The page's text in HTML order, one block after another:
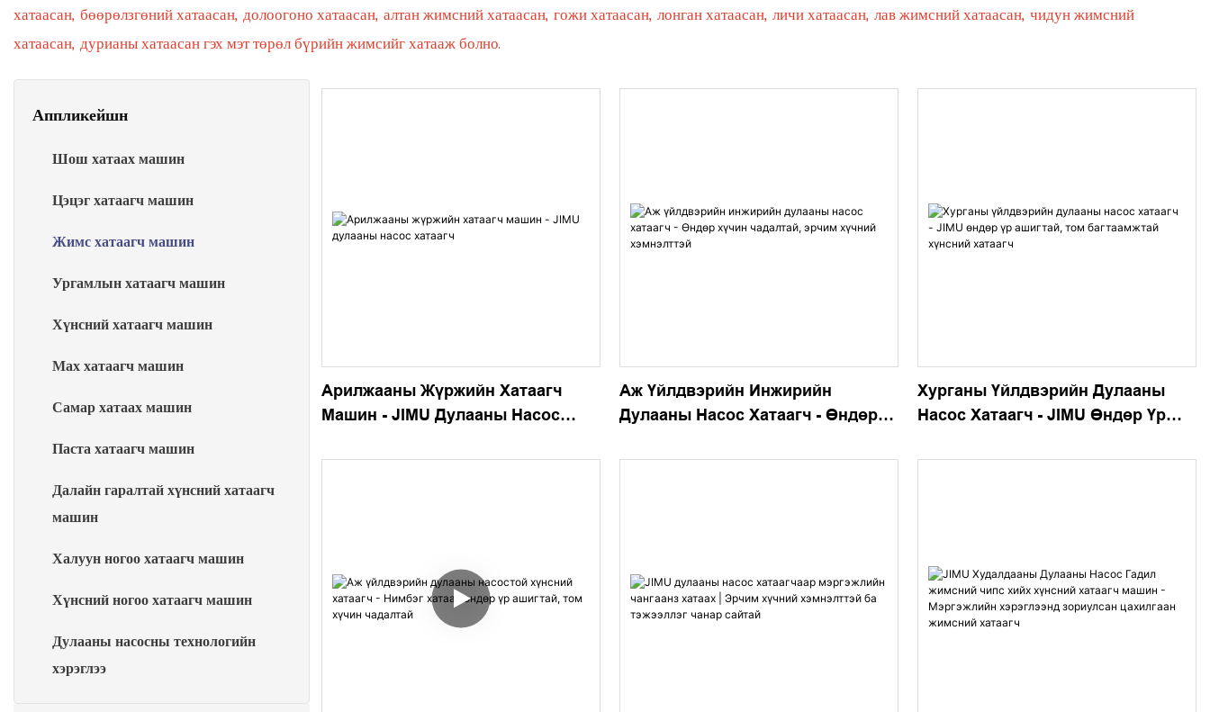
хатаасан, бөөрөлзгөний хатаасан, долоогоно хатаасан, алтан жимсний хатаасан, гожи хатаасан, лонган хатаасан, личи хатаасан, лав жимсний хатаасан, чидун жимсний
хатаасан, дурианы хатаасан гэх мэт төрөл бүрийн жимсийг хатааж болно.
Аппликейшн
Шош хатаах машин
Цэцэг хатаагч машин
Жимс хатаагч машин
Ургамлын хатаагч машин
Хүнсний хатаагч машин
Мах хатаагч машин
Самар хатаах машин
Паста хатаагч машин
Далайн гаралтай хүнсний хатаагч
машин
Халуун ногоо хатаагч машин
Хүнсний ногоо хатаагч машин
Дулааны насосны технологийн
хэрэглээ
Арилжааны Жүржийн Хатаагч
Машин - JIMU Дулааны Насос
Аж Үйлдвэрийн Инжирийн
Дулааны Насос Хатаагч - Өндөр
Хэмнэлттэй
Хурганы Үйлдвэрийн Дулааны
Насос Хатаагч - JIMU Өндөр Үр
Хүнсний Хатаагч